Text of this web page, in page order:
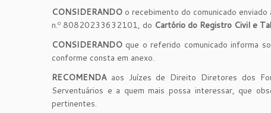
CONSIDERANDO o recebimento do comunicado
n.º 80820233632101, do Cartório do Registro Civil e
CONSIDERANDO que o referido comunicado informa
conforme consta em anexo.
RECOMENDAaos Juízes de Direito Diretores dos
Serventuários e a quem mais possa interessar, que
pertinentes.